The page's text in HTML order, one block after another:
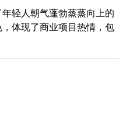
年轻人朝气蓬勃蒸蒸向上的
体现了商业项目热情，包